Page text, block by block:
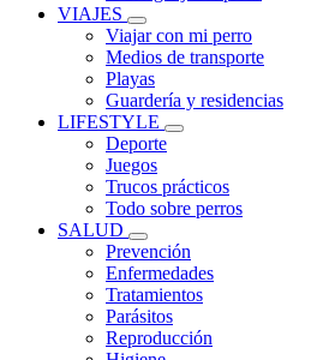
VIAJES
Viajar con mi perro
Medios de transporte
Playas
Guardería y residencias
LIFESTYLE
Deporte
Juegos
Trucos prácticos
Todo sobre perros
SALUD
Prevención
Enfermedades
Tratamientos
Parásitos
Reproducción